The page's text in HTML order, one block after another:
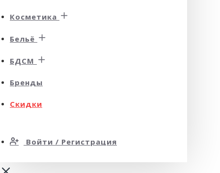
Косметика
Бельё
БДСМ
Бренды
Скидки
Войти / Регистрация